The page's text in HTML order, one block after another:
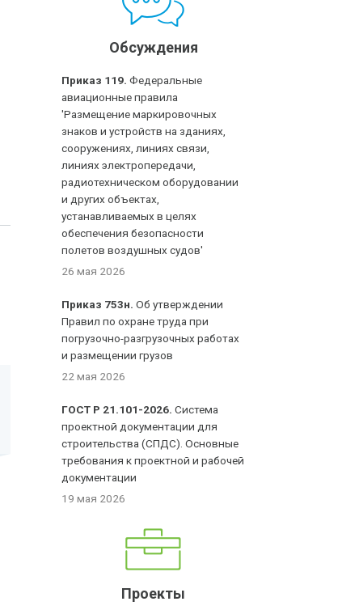
Обсуждения
Приказ 119. Федеральные
авиационные правила
'Размещение маркировочных
знаков и устройств на зданиях,
сооружениях, линиях связи,
линиях электропередачи,
радиотехническом оборудовании
и других объектах,
устанавливаемых в целях
обеспечения безопасности
полетов воздушных судов'
26 мая 2026
Приказ 753н. Об утверждении
Правил по охране труда при
погрузочно-разгрузочных работах
и размещении грузов
22 мая 2026
ГОСТ Р 21.101-2026. Система
проектной документации для
строительства (СПДС). Основные
требования к проектной и рабочей
документации
19 мая 2026
Проекты